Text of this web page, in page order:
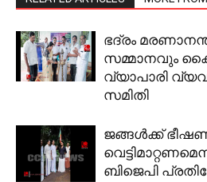
ഭദ്രം
സമ്മാനവും
വ്യാപാരി
സമിതി
ജങ്ങള്‍ക്ക്
ബിജെപി